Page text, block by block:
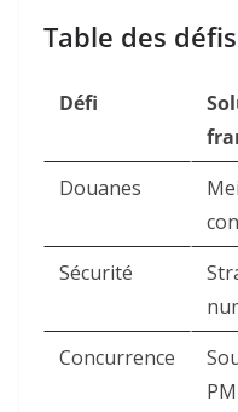
Table des
Défi
Douanes
Sécurité
Concurrence